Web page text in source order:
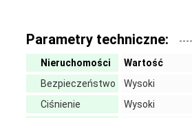
Parametry techniczne:
Nieruchomości
Wartość
Bezpieczeństwo
Wysoki
Ciśnienie
Wysoki